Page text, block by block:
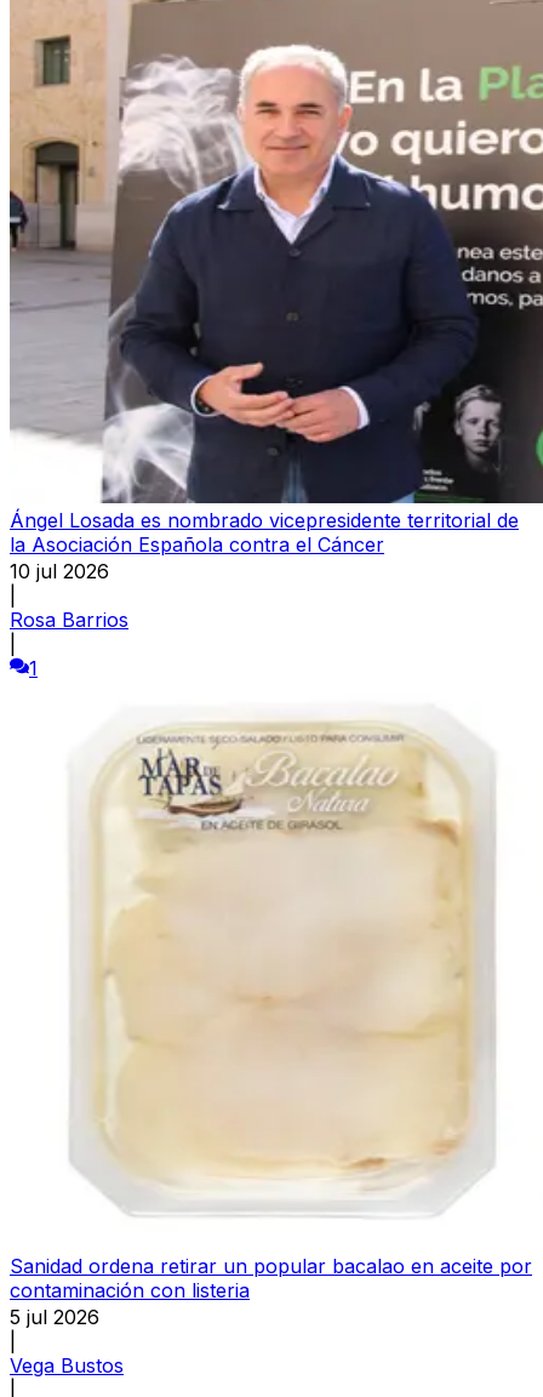
Ángel Losada es nombrado vicepresidente territorial de
la Asociación Española contra el Cáncer
10 jul 2026
Rosa Barrios
1
Sanidad ordena retirar un popular bacalao en aceite por
contaminación con listeria
5 jul 2026
Vega Bustos